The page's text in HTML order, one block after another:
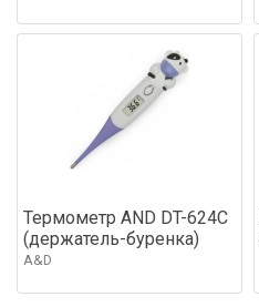
Термометр AND DT-624C
(держатель-буренка)
A&D